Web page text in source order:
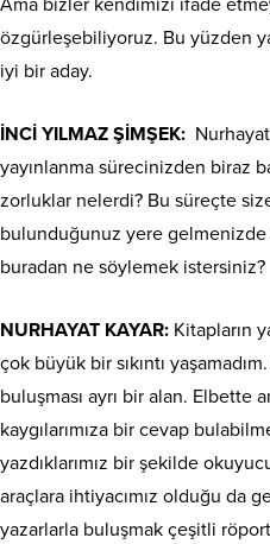
Ama bizler kendimizi ifade
özgürleşebiliyoruz. Bu yüzden
iyi bir aday.
İNCİ YILMAZ ŞİMŞEK: Nurhayat
yayınlanma sürecinizden biraz
zorluklar nelerdi? Bu süreçte
bulunduğunuz yere gelmenizde
buradan ne söylemek istersiniz?
NURHAYAT KAYAR: Kitapların
çok büyük bir sıkıntı
buluşması ayrı bir alan. Elbette
kaygılarımıza bir cevap
yazdıklarımız bir şekilde
araçlara ihtiyacımız olduğu da
yazarlarla buluşmak çeşitli